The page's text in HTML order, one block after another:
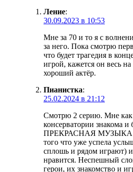
Ление:
30.09.2023 в 10:53
Мне за 70 и то я с
за него. Пока смотрю
что будет трагедия в
игрой, кажется он весь
хороший актёр.
Пианистка:
25.02.2024 в 21:12
Смотрю 2 серию. Мне как
консерватории знакома
ПРЕКРАСНАЯ МУЗЫКА
того что уже успела
сплошь и рядом играют)
нравится. Неспешный
герои, их знакомство и